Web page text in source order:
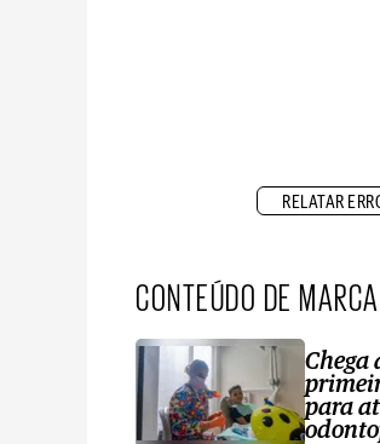
RELATAR
CONTEÚDO DE MARCA
Chega
para